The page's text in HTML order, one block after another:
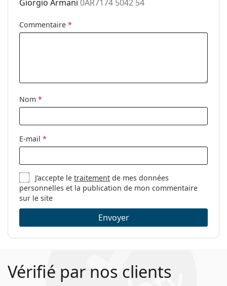
nez ajustables:
Clip-on:
nettoyage:
Autres
Catégorie:
Marque:
Code:
Giorgio Armani 0AR7174 5042 54
Commentaire *
Nom *
E-mail *
J’accepte letraitement de mes données
personnelles et la publication de mon commentaire
sur le site
Envoyer
Vérifié par nos clients